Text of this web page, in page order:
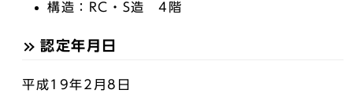
構造：RC・S造 4階
認定年月日
平成19年2月8日